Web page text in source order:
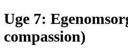
Uge 7:
compassion)